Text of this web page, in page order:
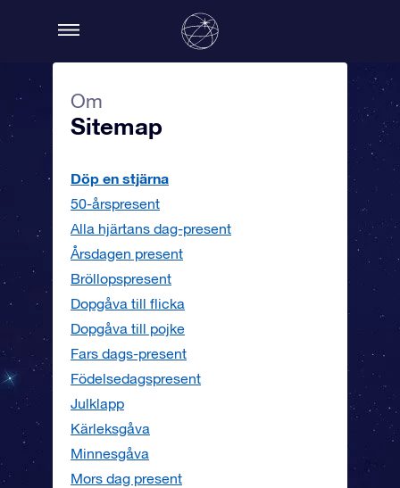
Om
Sitemap
Döp en stjärna
50-årspresent
Alla hjärtans dag-present
Årsdagen present
Bröllopspresent
Dopgåva till flicka
Dopgåva till pojke
Fars dags-present
Födelsedagspresent
Julklapp
Kärleksgåva
Minnesgåva
Mors dag present